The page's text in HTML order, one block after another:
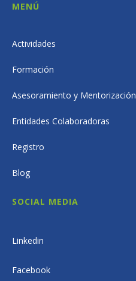
MENÚ
Actividades
Formación
Asesoramiento y Mentorización
Entidades Colaboradoras
Registro
Blog
SOCIAL MEDIA
Linkedin
Facebook